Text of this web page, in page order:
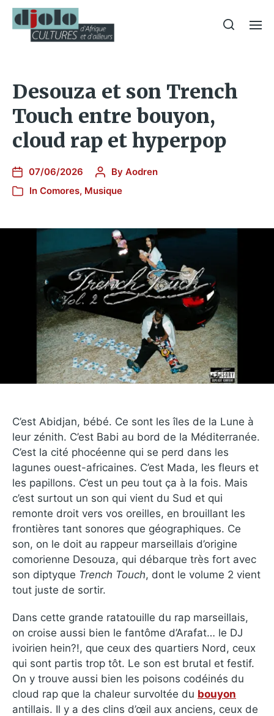
Desouza et son Trench
Touch entre bouyon,
cloud rap et hyperpop
07/06/2026 By Aodren
In Comores, Musique
C’est Abidjan, bébé. Ce sont les îles de la Lune à
leur zénith. C’est Babi au bord de la Méditerranée.
C’est la cité phocéenne qui se perd dans les
lagunes ouest-africaines. C’est Mada, les fleurs et
les papillons. C’est un peu tout ça à la fois. Mais
c’est surtout un son qui vient du Sud et qui
remonte droit vers vos oreilles, en brouillant les
frontières tant sonores que géographiques. Ce
son, on le doit au rappeur marseillais d’origine
comorienne Desouza, qui débarque très fort avec
son diptyque Trench Touch, dont le volume 2 vient
tout juste de sortir.
Dans cette grande ratatouille du rap marseillais,
on croise aussi bien le fantôme d’Arafat… le DJ
ivoirien hein?!, que ceux des quartiers Nord, ceux
qui sont partis trop tôt. Le son est brutal et festif.
On y trouve aussi bien les poisons codéinés du
cloud rap que la chaleur survoltée du bouyon
antillais. Il y a des clins d’œil aux anciens, ceux de